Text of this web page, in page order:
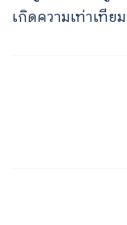
เกิดความเท่าเทีย